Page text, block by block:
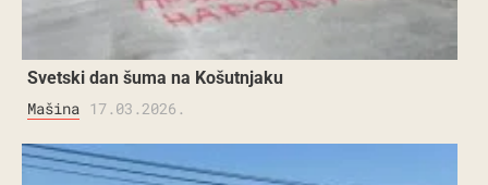
Svetski dan šuma na Košutnjaku
Mašina 17.03.2026.